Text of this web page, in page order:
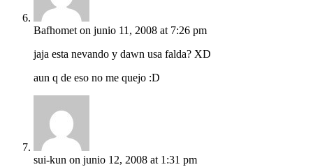
Bafhomet on junio 11, 2008 at 7:26 pm
jaja esta nevando y dawn usa falda? XD
aun q de eso no me quejo :D
sui-kun on junio 12, 2008 at 1:31 pm